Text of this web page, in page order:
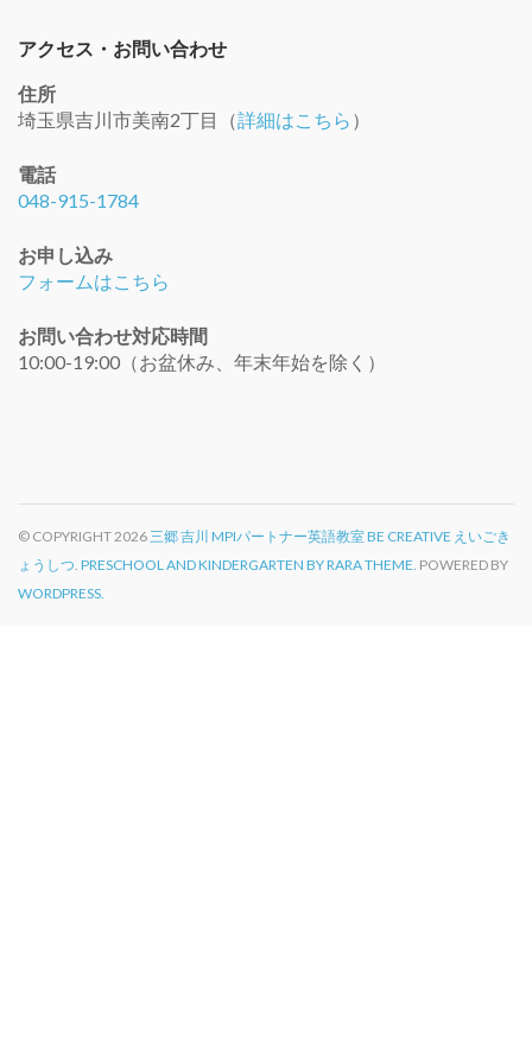
アクセス・お問い合わせ
住所
埼玉県吉川市美南2丁目（詳細はこちら ）
電話
048-915-1784
お申し込み
フォームはこちら
お問い合わせ対応時間
10:00-19:00（お盆休み、年末年始を除く）
© COPYRIGHT 2026 三郷 吉川 MPIパートナー英語教室 BE CREATIVE えいごき
ょうしつ PRESCHOOL AND KINDERGARTEN BY RARA THEME. POWERED BY
WORDPRESS.